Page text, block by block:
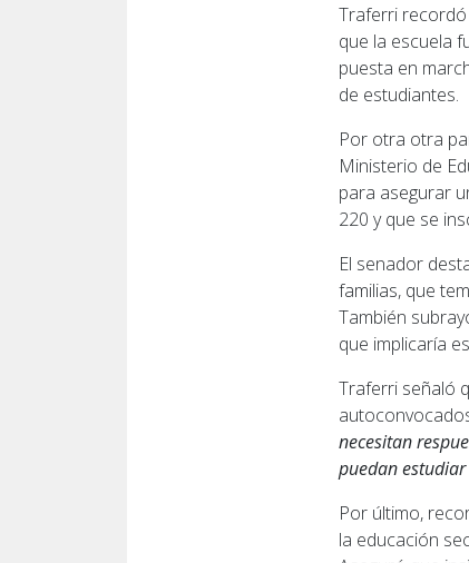
Traferri recordó
que la escuela
puesta en
de estudiantes.
Por otra otra
Ministerio de
para asegurar
220 y que se
El senador
familias, que
También
que implicaría
Traferri señaló
necesitan
puedan
Por último,
la educación